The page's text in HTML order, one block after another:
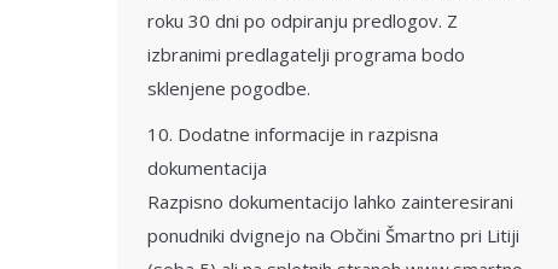
roku 30 dni po odpiranju predlogov. Z
izbranimi predlagatelji programa bodo
sklenjene pogodbe.
10. Dodatne informacije in razpisna
dokumentacija
Razpisno dokumentacijo lahko zainteresirani
ponudniki dvignejo na Občini Šmartno pri Litiji